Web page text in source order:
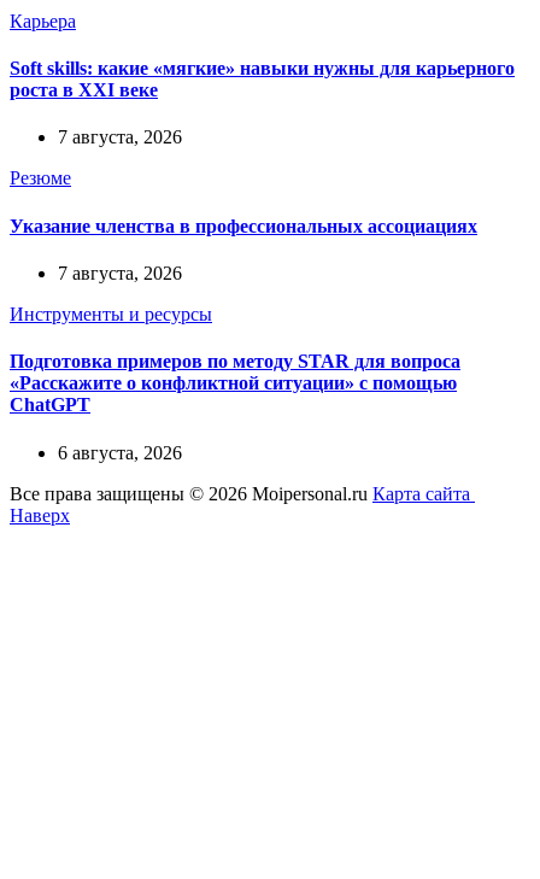
Карьера
Soft skills: какие «мягкие» навыки нужны для карьерного
роста в XXI веке
7 августа, 2026
Резюме
Указание членства в профессиональных ассоциациях
7 августа, 2026
Инструменты и ресурсы
Подготовка примеров по методу STAR для вопроса
«Расскажите о конфликтной ситуации» с помощью
ChatGPT
6 августа, 2026
Все права защищены © 2026 Moipersonal.ru Карта сайта
Наверх